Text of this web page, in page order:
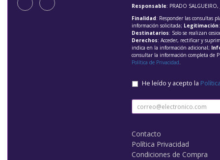
Responsable: PRADO SALGUEIRO,
Finalidad: Responder las consultas
información solicitada; Legitimación
Destinatarios: Solo se realizan
Derechos: Acceder, rectificar y
indica en la información adicional;
consultar la información completa de
Política de Privacidad.
He leído y acepto la
Contacto
Política Privacidad
Condiciones de Compra